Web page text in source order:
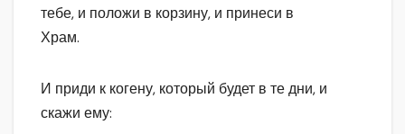
тебе, и положи в корзину, и принеси в
Храм.
И приди к когену, который будет в те дни, и
скажи ему: